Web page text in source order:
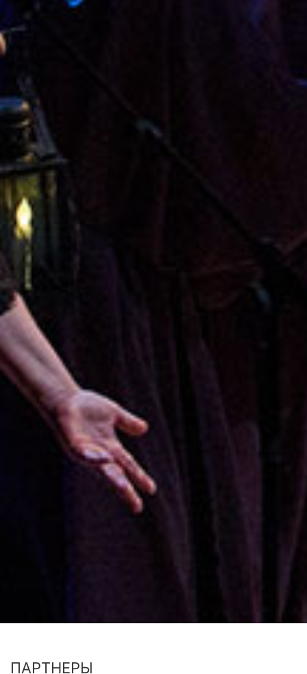
ПАРТНЕРЫ